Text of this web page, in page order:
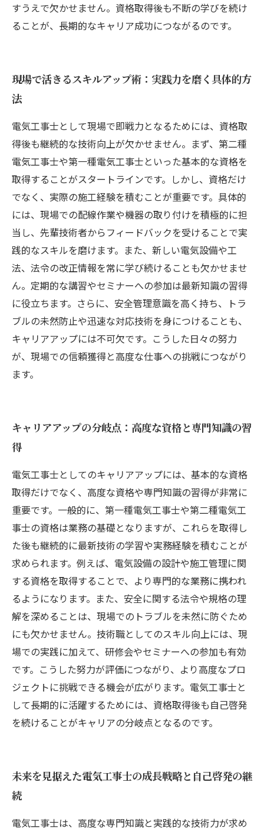
すうえで欠かせません。資格取得後も不断の学びを続け
ることが、長期的なキャリア成功につながるのです。
現場で活きるスキルアップ術：実践力を磨く具体的方
法
電気工事士として現場で即戦力となるためには、資格取
得後も継続的な技術向上が欠かせません。まず、第二種
電気工事士や第一種電気工事士といった基本的な資格を
取得することがスタートラインです。しかし、資格だけ
でなく、実際の施工経験を積むことが重要です。具体的
には、現場での配線作業や機器の取り付けを積極的に担
当し、先輩技術者からフィードバックを受けることで実
践的なスキルを磨けます。また、新しい電気設備や工
法、法令の改正情報を常に学び続けることも欠かせませ
ん。定期的な講習やセミナーへの参加は最新知識の習得
に役立ちます。さらに、安全管理意識を高く持ち、トラ
ブルの未然防止や迅速な対応技術を身につけることも、
キャリアアップには不可欠です。こうした日々の努力
が、現場での信頼獲得と高度な仕事への挑戦につながり
ます。
キャリアアップの分岐点：高度な資格と専門知識の習
得
電気工事士としてのキャリアアップには、基本的な資格
取得だけでなく、高度な資格や専門知識の習得が非常に
重要です。一般的に、第一種電気工事士や第二種電気工
事士の資格は業務の基礎となりますが、これらを取得し
た後も継続的に最新技術の学習や実務経験を積むことが
求められます。例えば、電気設備の設計や施工管理に関
する資格を取得することで、より専門的な業務に携われ
るようになります。また、安全に関する法令や規格の理
解を深めることは、現場でのトラブルを未然に防ぐため
にも欠かせません。技術職としてのスキル向上には、現
場での実践に加えて、研修会やセミナーへの参加も有効
です。こうした努力が評価につながり、より高度なプロ
ジェクトに挑戦できる機会が広がります。電気工事士と
して長期的に活躍するためには、資格取得後も自己啓発
を続けることがキャリアの分岐点となるのです。
未来を見据えた電気工事士の成長戦略と自己啓発の継
続
電気工事士は、高度な専門知識と実践的な技術力が求め